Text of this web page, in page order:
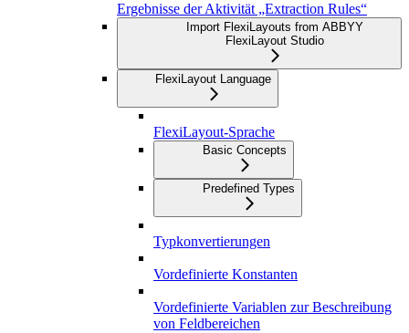
Ergebnisse der Aktivität „Extraction Rules“
Import FlexiLayouts from ABBYY
FlexiLayout Studio
FlexiLayout Language
FlexiLayout-Sprache
Basic Concepts
Predefined Types
Typkonvertierungen
Vordefinierte Konstanten
Vordefinierte Variablen zur Beschreibung
von Feldbereichen